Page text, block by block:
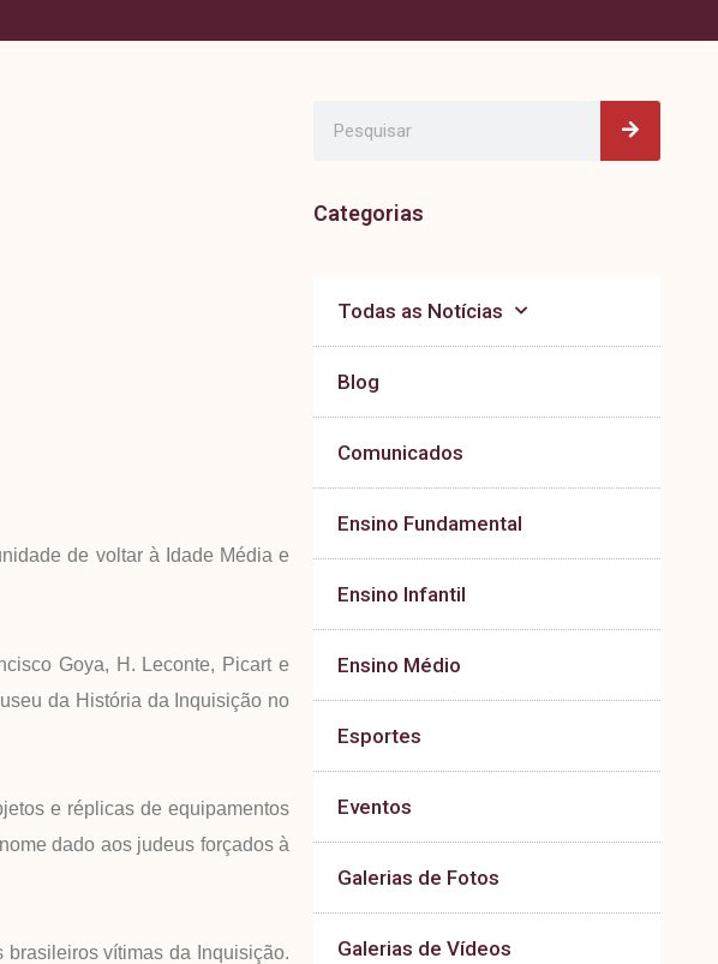
de voltar à Idade Média e
Goya, H. Leconte, Picart e
da História da Inquisição no
e réplicas de equipamentos
dado aos judeus forçados à
vítimas da Inquisição.
Categorias
Todas as Notícias
Blog
Comunicados
Ensino Fundamental
Ensino Infantil
Ensino Médio
Esportes
Eventos
Galerias de Fotos
Galerias de Vídeos